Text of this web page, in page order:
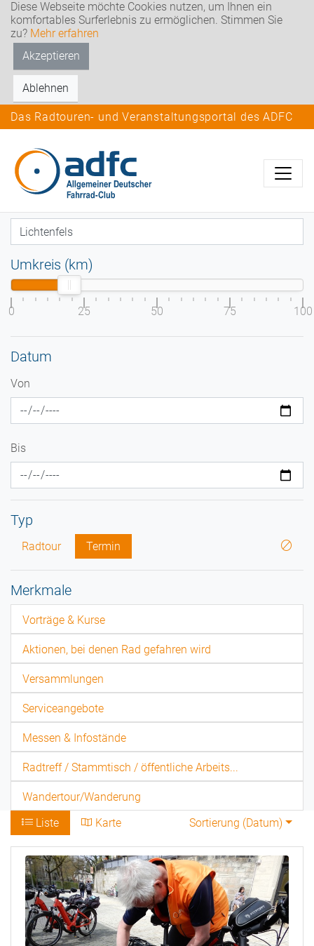
Diese Webseite möchte Cookies nutzen, um Ihnen ein
komfortables Surferlebnis zu ermöglichen. Stimmen Sie
zu? Mehr erfahren
Akzeptieren
Ablehnen
Das Radtouren- und Veranstaltungsportal des ADFC
Umkreis (km)
0 25 50 75 100
Datum
Von
Bis
Typ
Radtour Termin
Merkmale
Vorträge & Kurse
Aktionen, bei denen Rad gefahren wird
Versammlungen
Serviceangebote
Messen & Infostände
Radtreff / Stammtisch / öffentliche Arbeits...
Wandertour/Wanderung
Liste
Karte Sortierung (Datum)